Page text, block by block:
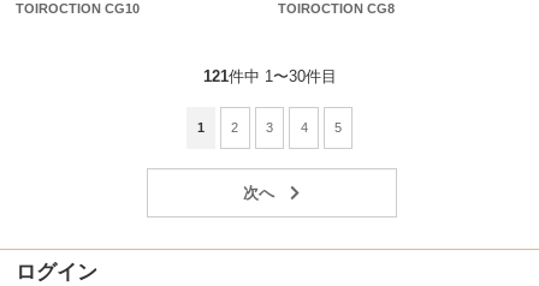
TOIROCTION CG10 TOIROCTION CG8
121件中 1〜30件目
1 2 3 4 5
ログイン